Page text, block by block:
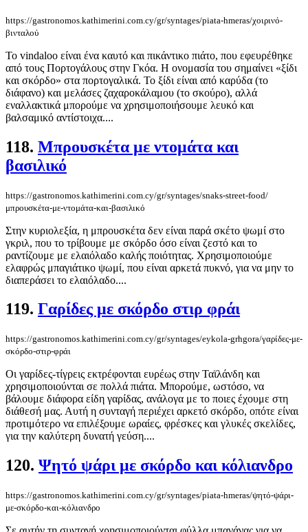
https://gastronomos.kathimerini.com.cy/gr/syntages/piata-hmeras/χοιρινό-
βινταλού
Το vindaloo είναι ένα καυτό και πικάντικο πιάτο, που εφευρέθηκε
από τους Πορτογάλους στην Γκόα. Η ονομασία του σημαίνει «ξίδι
και σκόρδο» στα πορτογαλικά. Το ξίδι είναι από καρύδα (το
διάφανο) και μελάσες ζαχαροκάλαμου (το σκούρο), αλλά
εναλλακτικά μπορούμε να χρησιμοποιήσουμε λευκό και
βαλσαμικό αντίστοιχα....
118. Μπρουσκέτα με ντομάτα και
βασιλικό
https://gastronomos.kathimerini.com.cy/gr/syntages/snaks-street-food/
μπρουσκέτα-με-ντομάτα-και-βασιλικό
Στην κυριολεξία, η μπρουσκέτα δεν είναι παρά σκέτο ψωμί στο
γκριλ, που το τρίβουμε με σκόρδο όσο είναι ζεστό και το
ραντίζουμε με ελαιόλαδο καλής ποιότητας. Χρησιμοποιούμε
ελαφρώς μπαγιάτικο ψωμί, που είναι αρκετά πυκνό, για να μην το
διαπεράσει το ελαιόλαδο....
119. Γαρίδες με σκόρδο στιρ φράι
https://gastronomos.kathimerini.com.cy/gr/syntages/eykola-grhgora/γαρίδες-με-
σκόρδο-στιρ-φράι
Οι γαρίδες-τίγρεις εκτρέφονται ευρέως στην Ταϊλάνδη και
χρησιμοποιούνται σε πολλά πιάτα. Μπορούμε, ωστόσο, να
βάλουμε διάφορα είδη γαρίδας, ανάλογα με το ποιες έχουμε στη
διάθεσή μας. Αυτή η συνταγή περιέχει αρκετό σκόρδο, οπότε είναι
προτιμότερο να επιλέξουμε ωραίες, φρέσκες και γλυκές σκελίδες,
για την καλύτερη δυνατή γεύση....
120. Ψητό ψάρι με σκόρδο και κόλιανδρο
https://gastronomos.kathimerini.com.cy/gr/syntages/piata-hmeras/ψητό-ψάρι-
με-σκόρδο-και-κόλιανδρο